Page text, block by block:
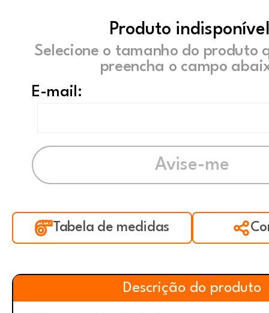
Produto
Selecione o tamanho do produto
preencha o campo
E-mail:
Tabela de medidas
Descrição do produto